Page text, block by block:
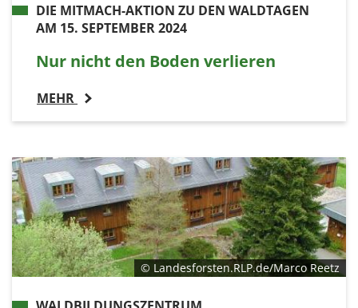
DIE MITMACH-AKTION ZU DEN WALDTAGEN
AM 15. SEPTEMBER 2024
Nur nicht den Boden verlieren
MEHR
© Landesforsten.RLP.de/Marco Reetz